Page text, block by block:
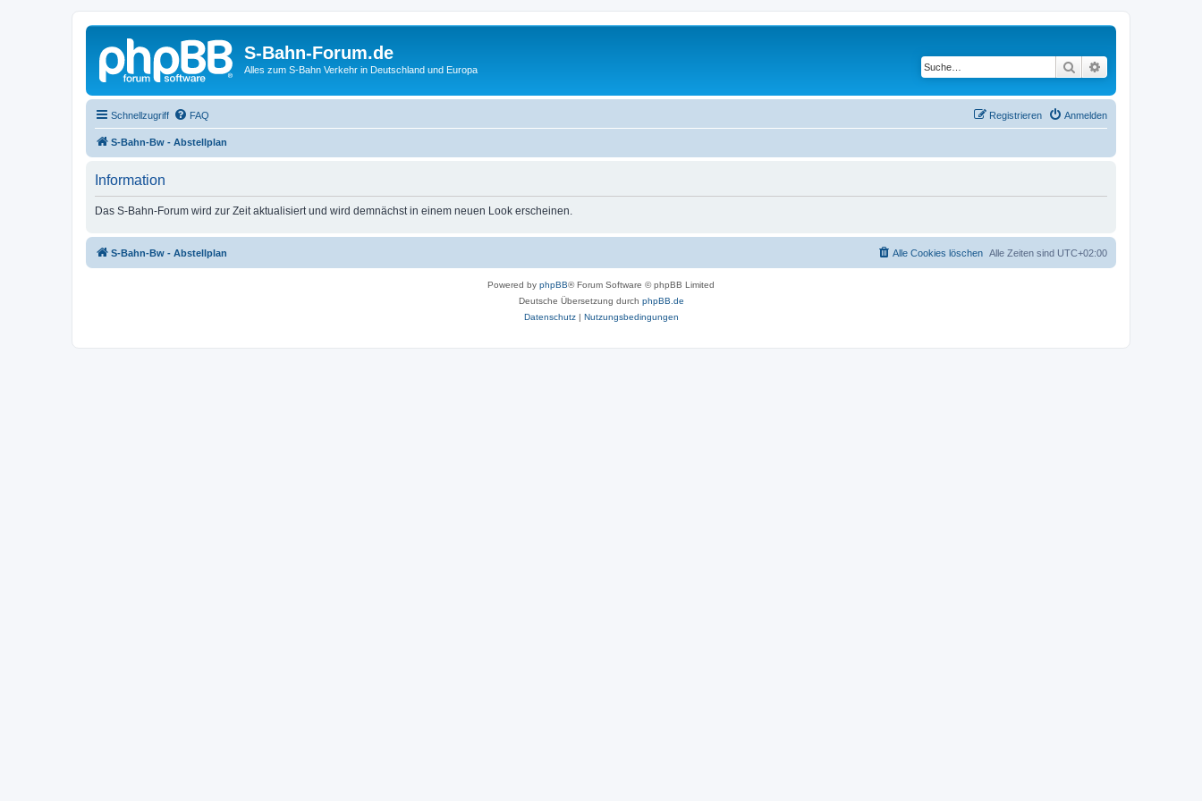
S-Bahn-Forum.de
Alles zum S-Bahn Verkehr in Deutschland und Europa Suche
Schnellzugriff FAQ Anmelden
Registrieren
S-Bahn-Bw - Abstellplan
Information
Das S-Bahn-Forum wird zur Zeit aktualisiert und wird demnächst in einem neuen Look erscheinen.
S-Bahn-Bw - Abstellplan Alle Zeiten sind UTC+02:00
Alle Cookies löschen
Powered by phpBB® Forum Software © phpBB Limited
Deutsche Übersetzung durch phpBB.de
Datenschutz| Nutzungsbedingungen